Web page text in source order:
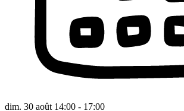
dim. 30 août 14:00 - 17:00